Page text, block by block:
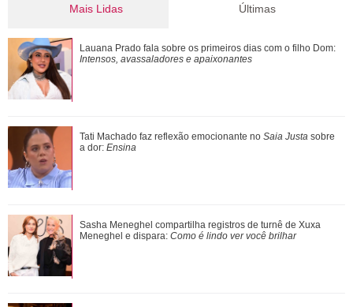
Mais Lidas
Tony Ramos faz homenagem em aniversário de Nathalia
Timberg
Xuxa Meneghel abre álbum de fotos com Shawn Mendes,
Bruna Marquezine e mais famosos após tu...
Além de Ariana Grande, confira famosas que já foram
criticadas pelos corpos magros (e rebat...
Últimas
Lauana Prado fala sobre os primeiros dias com o filho Dom:
Intensos, avassaladores e apaixonantes
Tati Machado faz reflexão emocionante no Saia Justa sobre
a dor: Ensina
Sasha Meneghel compartilha registros de turnê de Xuxa
Meneghel e dispara: Como é lindo ver você brilhar